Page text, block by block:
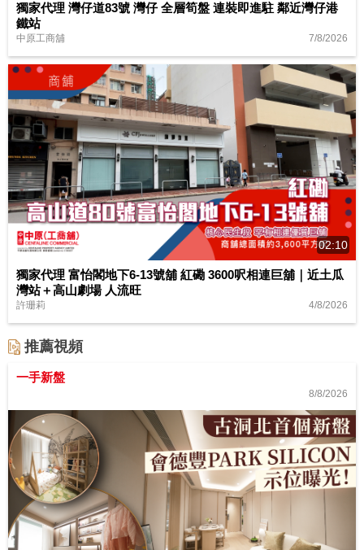
獨家代理 灣仔道83號 灣仔 全層筍盤 連裝即進駐 鄰近灣仔港
鐵站
中原工商舖 7/8/2026
02:10
獨家代理 富怡閣地下6-13號舖 紅磡 3600呎相連巨舖｜近土瓜
灣站＋高山劇場 人流旺
許珊莉 4/8/2026
推薦視頻
一手新盤
8/8/2026